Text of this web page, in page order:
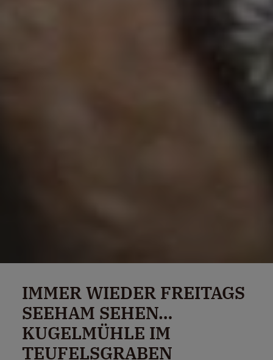
IMMER WIEDER FREITAGS
SEEHAM SEHEN…
KUGELMÜHLE IM
TEUFELSGRABEN